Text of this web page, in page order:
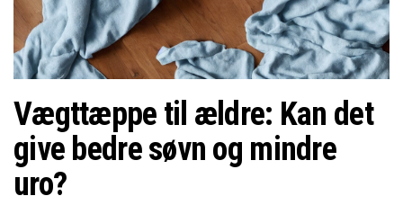
Vægttæppe til ældre: Kan det
give bedre søvn og mindre
uro?